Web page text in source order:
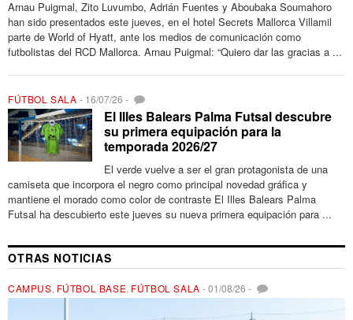
Arnau Puigmal, Zito Luvumbo, Adrián Fuentes y Aboubaka Soumahoro
han sido presentados este jueves, en el hotel Secrets Mallorca Villamil
parte de World of Hyatt, ante los medios de comunicación como
futbolistas del RCD Mallorca. Arnau Puigmal: “Quiero dar las gracias a ...
FÚTBOL SALA - 16/07/26 -
El Illes Balears Palma Futsal descubre
su primera equipación para la
temporada 2026/27
El verde vuelve a ser el gran protagonista de una
camiseta que incorpora el negro como principal novedad gráfica y
mantiene el morado como color de contraste El Illes Balears Palma
Futsal ha descubierto este jueves su nueva primera equipación para ...
OTRAS NOTICIAS
CAMPUS, FÚTBOL BASE, FÚTBOL SALA -01/08/26 -